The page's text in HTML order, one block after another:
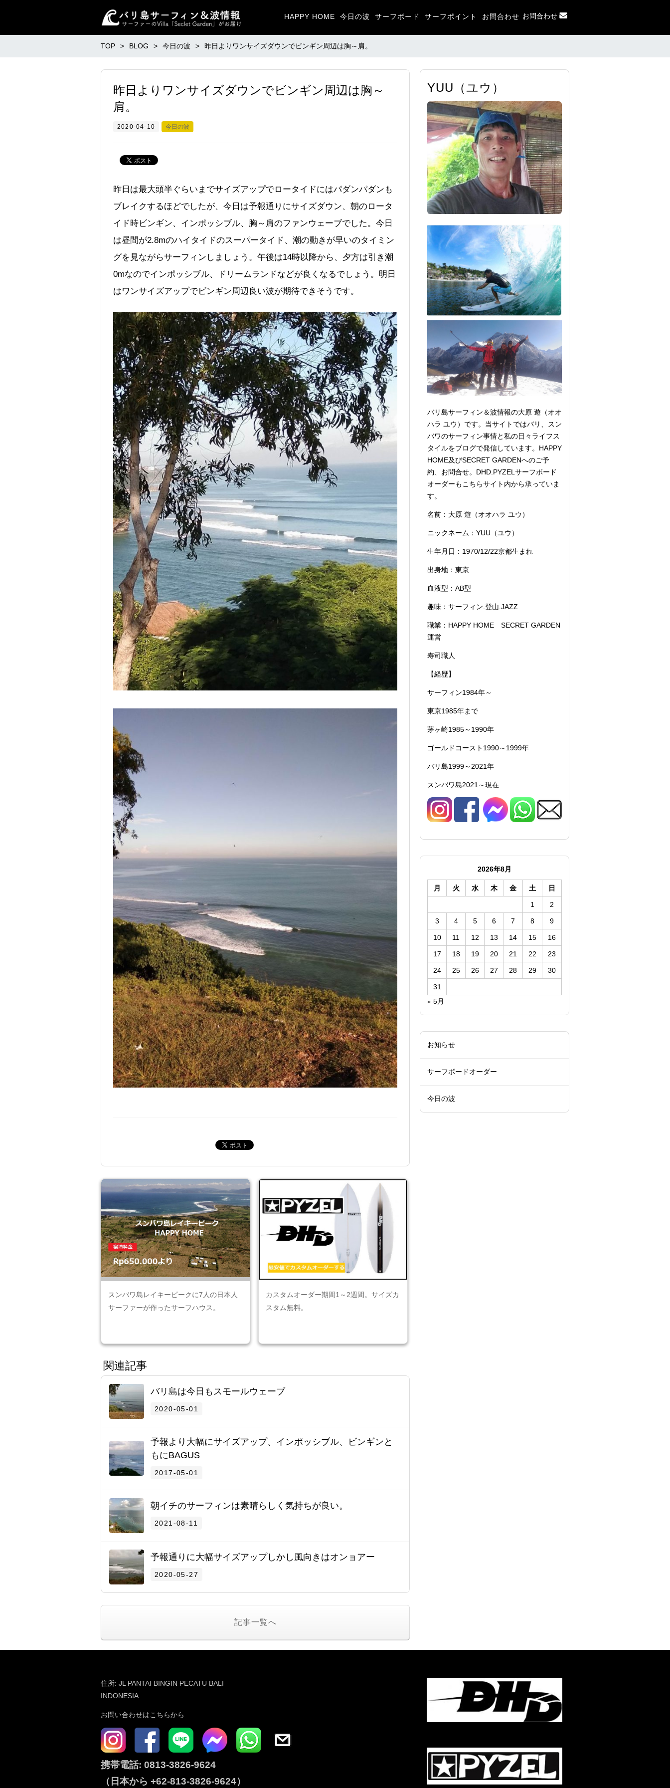
HAPPY HOME 今日の波 サーフボード サーフポイント お問合わせ お問合わせ
TOP BLOG 今日の波 昨日よりワンサイズダウンでビンギン周辺は胸～肩。
昨日よりワンサイズダウンでビンギン周辺は胸～
肩。
2020-04-10 今日の波
昨日は最大頭半ぐらいまでサイズアップでロータイドにはパダンパダンも
ブレイクするほどでしたが、今日は予報通りにサイズダウン、朝のロータ
イド時ビンギン、インポッシブル、胸～肩のファンウェーブでした。今日
は昼間が2.8mのハイタイドのスーパータイド、潮の動きが早いのタイミン
グを見ながらサーフィンしましょう。午後は14時以降から、夕方は引き潮
0mなのでインポッシブル、ドリームランドなどが良くなるでしょう。明日
はワンサイズアップでビンギン周辺良い波が期待できそうです。
スンバワ島レイキーピークに7人の日本人
サーファーが作ったサーフハウス。
カスタムオーダー期間1～2週間。サイズカ
スタム無料。
関連記事
バリ島は今日もスモールウェーブ
2020-05-01
予報より大幅にサイズアップ、インポッシブル、ビンギンと
もにBAGUS
2017-05-01
朝イチのサーフィンは素晴らしく気持ちが良い。
2021-08-11
予報通りに大幅サイズアップしかし風向きはオンョアー
2020-05-27
記事一覧へ
YUU（ユウ）
バリ島サーフィン＆波情報の大原 遊（オオ
ハラ ユウ）です。当サイトではバリ、スン
バワのサーフィン事情と私の日々ライフス
タイルをブログで発信しています。HAPPY
HOME及びSECRET GARDENへのご予
約、お問合せ。DHD.PYZELサーフボード
オーダーもこちらサイト内から承っていま
す。
名前：大原 遊（オオハラ ユウ）
ニックネーム：YUU（ユウ）
生年月日：1970/12/22京都生まれ
出身地：東京
血液型：AB型
趣味：サーフィン.登山.JAZZ
職業：HAPPY HOME SECRET GARDEN
運営
寿司職人
【経歴】
サーフィン1984年～
東京1985年まで
茅ヶ崎1985～1990年
ゴールドコースト1990～1999年
バリ島1999～2021年
スンバワ島2021～現在
2026年8月
月 火 水 木 金 土 日
1 2
3 4 5 6 7 8 9
10 11 12 13 14 15 16
17 18 19 20 21 22 23
24 25 26 27 28 29 30
31
« 5月
お知らせ
サーフボードオーダー
今日の波
住所: JL PANTAI BINGIN PECATU BALI
INDONESIA
お問い合わせはこちらから
携帯電話: 0813-3826-9624
（日本から +62-813-3826-9624）